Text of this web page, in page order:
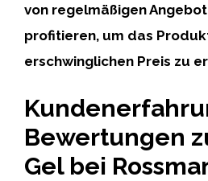
von regelmäßigen
profitieren, um das
erschwinglichen Preis zu
Bewertungen
Gel bei